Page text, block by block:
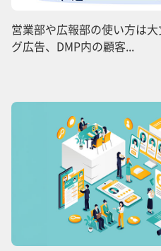
営業部や広報部の使い方は
グ広告、DMP内の顧客...